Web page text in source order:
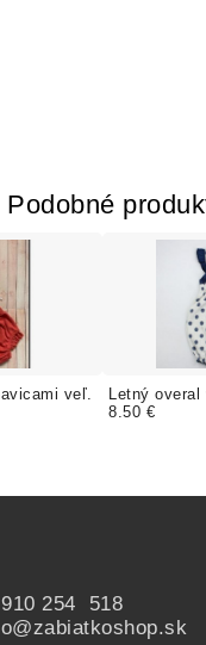
Podobné
veľ.
Letný
8.50 €
254 518